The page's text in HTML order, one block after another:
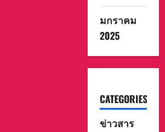
มกราคม
2025
CATEGORIES
ข่าวสาร